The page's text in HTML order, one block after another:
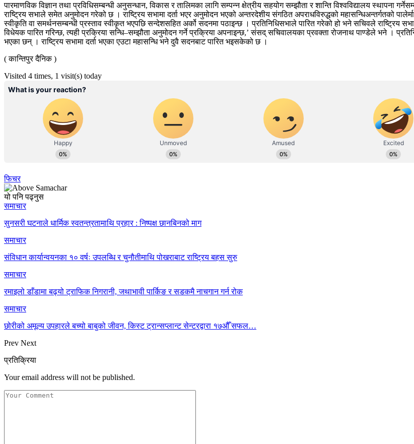
पारमाणविक विज्ञान तथा प्रविधिसम्बन्धी अनुसन्धान, विकास र तालिमका लागि सम्पन्न क्षेत्रीय सहयोग सम्झौता र शान्ति विश्वविद्यालय स्थापना
राष्ट्रिय सभाले समेत अनुमोदन गरेको छ । राष्ट्रिय सभामा दर्ता भएर अनुमोदन भएको अन्तरदेशीय संगठित अपराधविरुद्धको महासन्धिअन्तर्गतको
स्वीकृति वा समर्थनसम्बन्धी प्रस्ताव स्वीकृत भएपछि सन्देशसहित अर्को सदनमा पठाइन्छ । प्रतिनिधिसभाले पारित गरेको हो भने सचिवले राष्ट्रिय
विधेयक पारित गरिन्छ, त्यही प्रक्रिया सन्धि–सम्झौता अनुमोदन गर्ने प्रक्रिया अपनाइन्छ,’ संसद् सचिवालयका प्रवक्ता रोजनाथ पाण्डेले भने ।
भएका छन् । राष्ट्रिय सभामा दर्ता भएका एउटा महासन्धि भने दुवै सदनबाट पारित भइसकेको छ ।
( कान्तिपुर दैनिक )
Visited 4 times, 1 visit(s) today
फिचर
यो पनि पढ्नुस
समाचार
सुनसरी घटनाले धार्मिक स्वतन्त्रतामाथि प्रहार : निष्पक्ष छानबिनको माग
समाचार
संविधान कार्यान्वयनका १० वर्षः उपलब्धि र चुनौतीमाथि पोखराबाट राष्ट्रिय बहस सुरु
समाचार
रमाइलो डाँडामा बढ्यो ट्राफिक निगरानी, जथाभावी पार्किङ र सडकमै नाचगान गर्न रोक
समाचार
छोरीको अमूल्य उपहारले बच्यो बाबुको जीवन, किस्ट ट्रान्सप्लान्ट सेन्टरद्वारा १७औँ सफल…
Prev Next
प्रतिक्रिया
Your email address will not be published.